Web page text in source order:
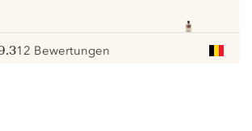
12 Bewertungen